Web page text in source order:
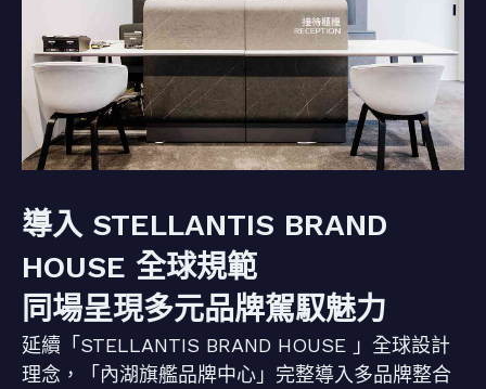
導入 STELLANTIS BRAND
HOUSE 全球規範
同場呈現多元品牌駕馭魅力
延續「STELLANTIS BRAND HOUSE 」全球設計
理念，「內湖旗艦品牌中心」完整導入多品牌整合